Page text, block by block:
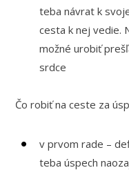
teba návrat k
cesta k nej vedie.
možné urobiť
srdce
Čo robiť na ceste za
v prvom rade –
teba úspech